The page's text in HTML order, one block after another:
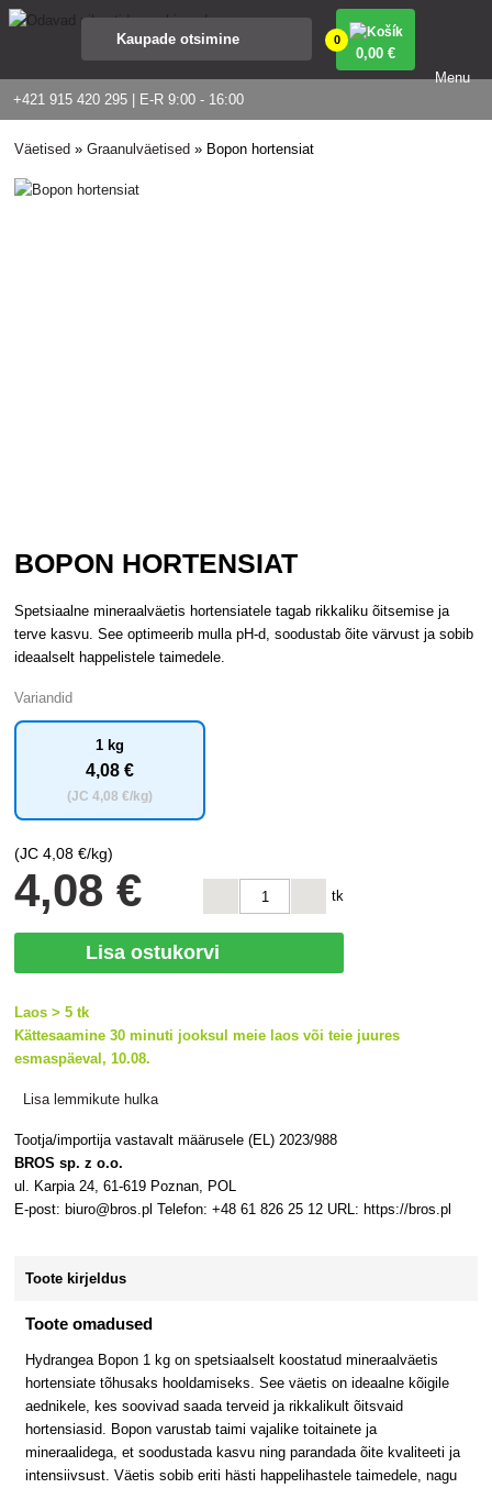
+421 915 420 295 | E-R 9:00 - 16:00
0
0,00 €
Menu
Väetised »Graanulväetised » Bopon hortensiat
BOPON HORTENSIAT
Spetsiaalne mineraalväetis hortensiatele tagab rikkaliku õitsemise ja
terve kasvu. See optimeerib mulla pH-d, soodustab õite värvust ja sobib
ideaalselt happelistele taimedele.
Variandid
1 kg
4,08 €
(JC4,08 €/kg)
(JC4,08 €/kg)
4,08 € tk
Lisa ostukorvi
Laos > 5 tk
Kättesaamine 30 minuti jooksul meie laos või teie juures
esmaspäeval, 10.08.
Lisa lemmikute hulka
Tootja/importija vastavalt määrusele (EL) 2023/988
BROS sp. z o.o.
ul. Karpia 24, 61-619 Poznan, POL
E-post: biuro@bros.pl Telefon: +48 61 826 25 12 URL: https://bros.pl
Toote kirjeldus
Toote omadused
Hydrangea Bopon 1 kg on spetsiaalselt koostatud mineraalväetis
hortensiate tõhusaks hooldamiseks. See väetis on ideaalne kõigile
aednikele, kes soovivad saada terveid ja rikkalikult õitsvaid
hortensiasid. Bopon varustab taimi vajalike toitainete ja
mineraalidega, et soodustada kasvu ning parandada õite kvaliteeti ja
intensiivsust. Väetis sobib eriti hästi happelihastele taimedele, nagu